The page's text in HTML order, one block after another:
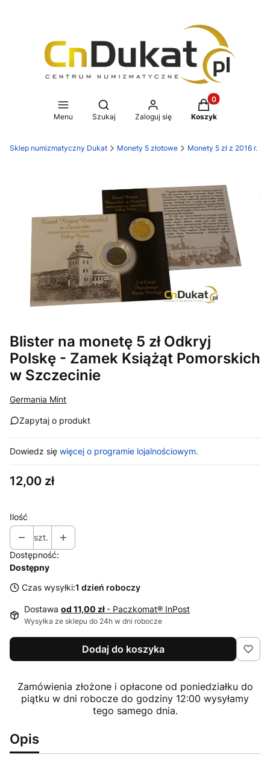
Menu
Otwórz wyszukiwarkę
Szukaj Zaloguj się
Produkty w
Koszyk
Sklep numizmatyczny Dukat Monety 5 złotowe Monety 5 zł z 2016 r.
Blister na monetę 5 zł Odkryj
Polskę - Zamek Książąt Pomorskich
w Szczecinie
Germania Mint
Zapytaj o produkt
Dowiedz się więcej o programie lojalnościowym.
Cena
12,00 zł
Ilość
szt.
Dostępność:
Dostępny
Czas wysyłki:1 dzień roboczy
Dostawa od 11,00 zł - Paczkomat® InPost
Wysyłka ze sklepu do 24h w dni robocze
Dodaj do koszyka
Zamówienia złożone i opłacone od poniedziałku do
piątku w dni robocze do godziny 12:00 wysyłamy
tego samego dnia.
Opis